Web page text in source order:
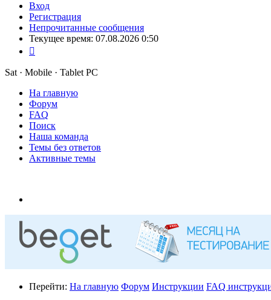
Вход
Регистрация
Непрочитанные сообщения
Текущее время: 07.08.2026 0:50
Sat · Mobile · Tablet PC
На главную
Форум
FAQ
Поиск
Наша команда
Темы без ответов
Активные темы
Перейти: На главную Форум Инструкции FAQ